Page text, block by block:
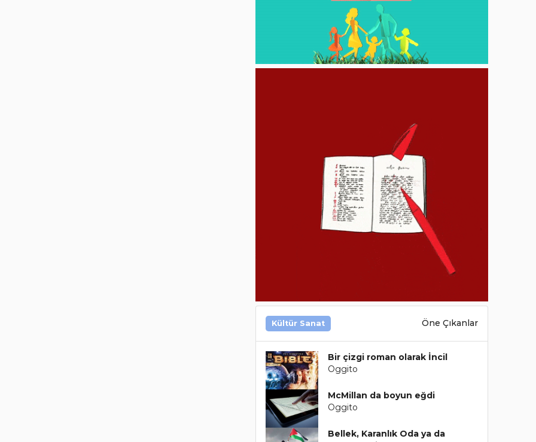
Kültür Sanat Öne Çıkanlar
Bir çizgi roman olarak İncil
Oggito
McMillan da boyun eğdi
Oggito
Bellek, Karanlık Oda ya da